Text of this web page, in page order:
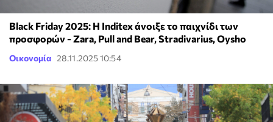
Black Friday 2025: Η Inditex άνοιξε το παιχνίδι των
προσφορών - Zara, Pull and Bear, Stradivarius, Oysho
Οικονομία 28.11.2025 10:54